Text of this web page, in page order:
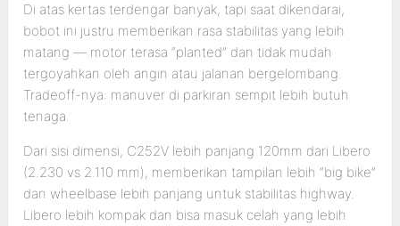
Di atas kertas terdengar banyak, tapi saat dikendarai,
bobot ini justru memberikan rasa stabilitas yang lebih
matang — motor terasa “planted” dan tidak mudah
tergoyahkan oleh angin atau jalanan bergelombang.
Tradeoff-nya: manuver di parkiran sempit lebih butuh
tenaga.
Dari sisi dimensi, C252V lebih panjang 120mm dari Libero
(2.230 vs 2.110 mm), memberikan tampilan lebih “big bike”
dan wheelbase lebih panjang untuk stabilitas highway.
Libero lebih kompak dan bisa masuk celah yang lebih